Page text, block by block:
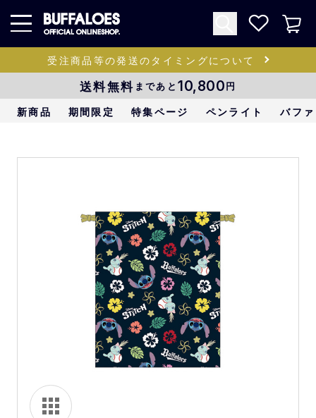
受注商品等の発送のタイミングについて
送料無料 まであと 10,800円
新商品 期間限定 特集ページ ペンライト バフ